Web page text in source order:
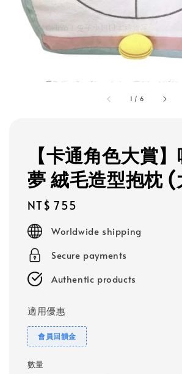
1 / 6
【卡通角色大賞
夢 絨毛造型抱枕
Regular
price
NT$ 755
Worldwide shipping
Secure payments
Authentic products
適用優惠
會員回饋金
數量